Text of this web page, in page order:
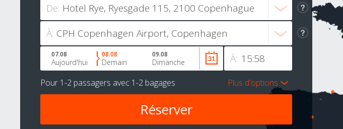
De:
À:
À:
07.08
Aujourd'hui
08.08
Demain
09.08
Dimanche
Pour 1-2 passagers avec 1-2 bagages Plus d'options